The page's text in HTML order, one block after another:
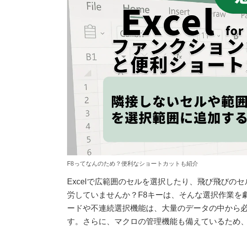
F8ってなんのため？便利なショートカットも紹介
Excelで広範囲のセルを選択したり、飛び飛びの
労していませんか？F8キーは、そんな選択作業
ードや不連続選択機能は、大量のデータの中から
す。さらに、マクロの管理機能も備えているため